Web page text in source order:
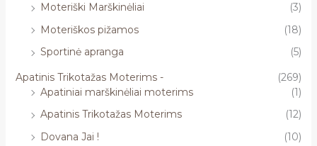
Moteriški Marškinėliai
(3)
Moteriškos pižamos
(18)
Sportinė apranga
(5)
Apatinis Trikotažas Moterims -
(269)
Apatiniai marškinėliai moterims
(1)
Apatinis Trikotažas Moterims
(12)
Dovana Jai !
(10)